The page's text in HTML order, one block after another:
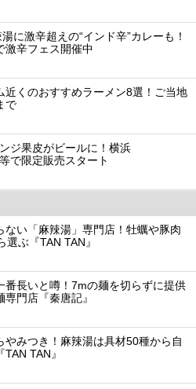
に激辛超えの“インド辛”カレーも！
激辛フェス開催中
近くのおすすめラーメン8選！ご当地
で
ジ果皮がビールに！横浜
で限定販売スタート
ない「麻辣湯」専門店！牡蠣や豚肉
ぶ『TAN TAN』
番長いと噂！7mの麺を切らずに提供
門店『秦唐記』
やみつき！麻辣湯は具材50種から自
TAN』